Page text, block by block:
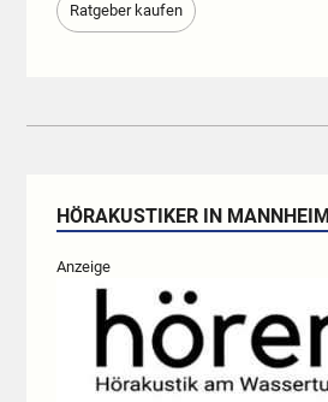
Ratgeber kaufen
HÖRAKUSTIKER IN MANNHEIM
Anzeige